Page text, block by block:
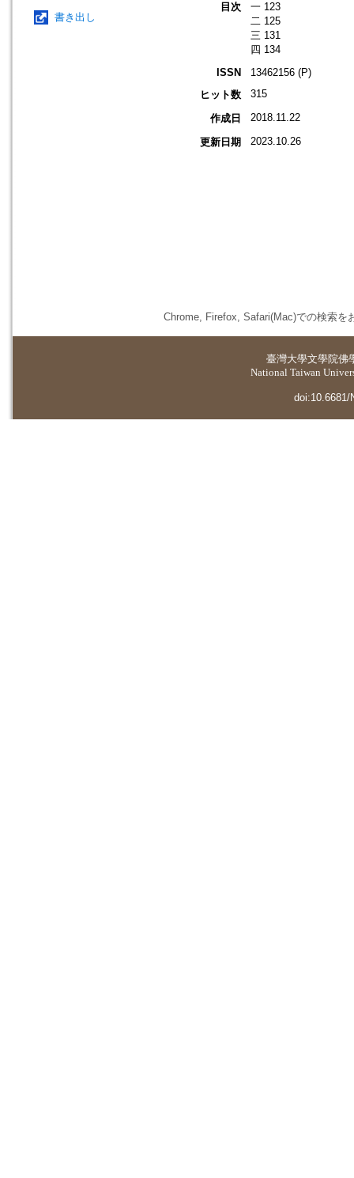
書き出し
目次
一 123
二 125
三 131
四 134
ISSN
13462156 (P)
ヒット数
315
作成日 2018.11.22
更新日期 2023.10.26
Chrome, Firefox, Safari(Mac)での検索を
臺灣大學文學院佛
National Taiwan
doi:10.6681/